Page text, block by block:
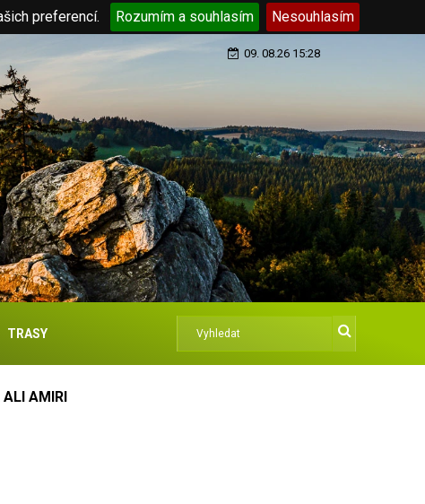
preferencí. Rozumím a souhlasím Nesouhlasím
09. 08.26 15:28
TRASY
ALI AMIRI